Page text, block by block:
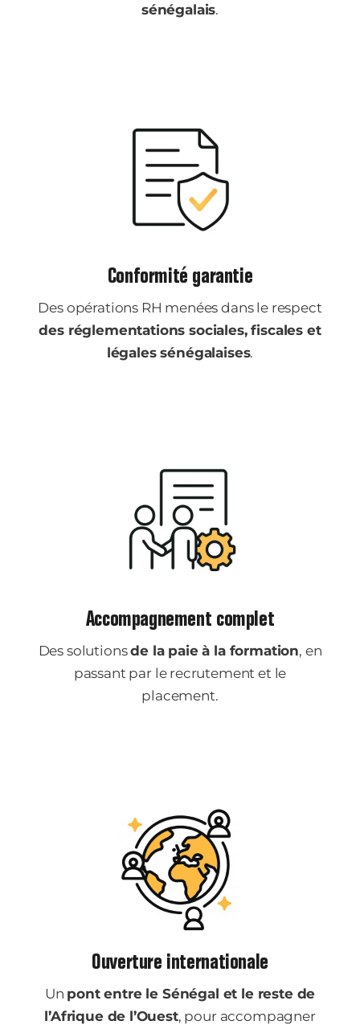
sénégalais.
Conformité garantie
Des opérations RH menées dans le respect
des réglementations sociales, fiscales et
légales sénégalaises.
Accompagnement complet
Des solutionsde la paie à la formation, en
passant par le recrutement et le
placement.
Ouverture internationale
Un pont entre le Sénégal et le reste de
l’Afrique de l’Ouest, pour accompagner